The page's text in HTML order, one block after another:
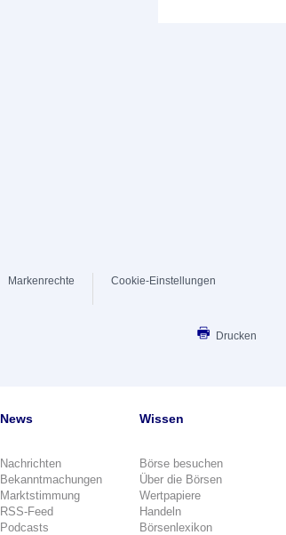
Markenrechte Cookie-Einstellungen
Drucken
News
Nachrichten
Bekanntmachungen
Marktstimmung
RSS-Feed
Podcasts
Wissen
Börse besuchen
Über die Börsen
Wertpapiere
Handeln
Börsenlexikon